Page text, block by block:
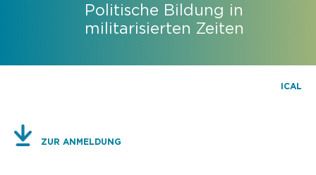
Politische Bildung in
militarisierten Zeiten
ICAL
ZUR ANMELDUNG